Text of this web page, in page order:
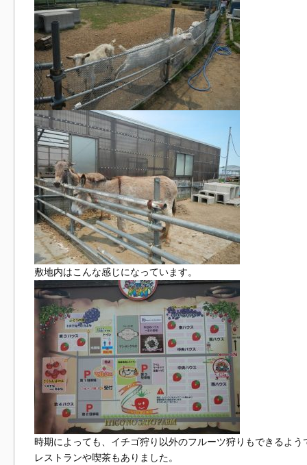
敷地内はこんな感じになっています。
時期によっても、イチゴ狩り以外のフルーツ狩りもできるよう
レストランや喫茶もありました。